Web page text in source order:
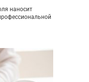
наносит